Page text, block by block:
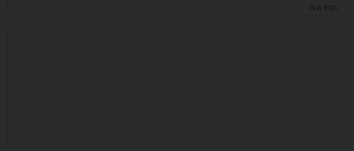
IVA incl.